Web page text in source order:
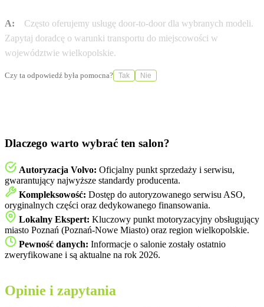
A:
Często oferujemy usługę door-to-door dla wybranych modeli.
Zapytaj doradcę o warunki transportu do miejscowości w
województwie wielkopolskie.
Czy ta odpowiedź była pomocna? Tak Nie
Dlaczego warto wybrać ten salon?
Autoryzacja Volvo: Oficjalny punkt sprzedaży i serwisu,
gwarantujący najwyższe standardy producenta.
Kompleksowość: Dostęp do autoryzowanego serwisu ASO,
oryginalnych części oraz dedykowanego finansowania.
Lokalny Ekspert: Kluczowy punkt motoryzacyjny obsługujący
miasto Poznań (Poznań-Nowe Miasto) oraz region wielkopolskie.
Pewność danych: Informacje o salonie zostały ostatnio
zweryfikowane i są aktualne na rok 2026.
Opinie i zapytania